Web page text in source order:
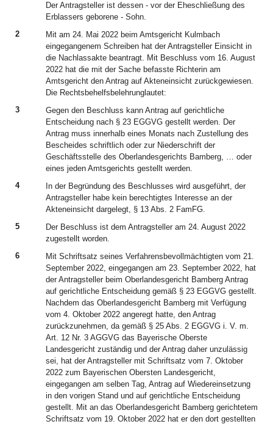
Der Antragsteller ist dessen - vor der Eheschließung des
Erblassers geborene - Sohn.
2
Mit am 24. Mai 2022 beim Amtsgericht Kulmbach
eingegangenem Schreiben hat der Antragsteller Einsicht in
die Nachlassakte beantragt. Mit Beschluss vom 16. August
2022 hat die mit der Sache befasste Richterin am
Amtsgericht den Antrag auf Akteneinsicht zurückgewiesen.
Die Rechtsbehelfsbelehrunglautet:
3
Gegen den Beschluss kann Antrag auf gerichtliche
Entscheidung nach § 23 EGGVG gestellt werden. Der
Antrag muss innerhalb eines Monats nach Zustellung des
Bescheides schriftlich oder zur Niederschrift der
Geschäftsstelle des Oberlandesgerichts Bamberg, … oder
eines jeden Amtsgerichts gestellt werden.
4
In der Begründung des Beschlusses wird ausgeführt, der
Antragsteller habe kein berechtigtes Interesse an der
Akteneinsicht dargelegt, § 13 Abs. 2 FamFG.
5
Der Beschluss ist dem Antragsteller am 24. August 2022
zugestellt worden.
6
Mit Schriftsatz seines Verfahrensbevollmächtigten vom 21.
September 2022, eingegangen am 23. September 2022, hat
der Antragsteller beim Oberlandesgericht Bamberg Antrag
auf gerichtliche Entscheidung gemäß § 23 EGGVG gestellt.
Nachdem das Oberlandesgericht Bamberg mit Verfügung
vom 4. Oktober 2022 angeregt hatte, den Antrag
zurückzunehmen, da gemäß § 25 Abs. 2 EGGVG i. V. m.
Art. 12 Nr. 3 AGGVG das Bayerische Oberste
Landesgericht zuständig und der Antrag daher unzulässig
sei, hat der Antragsteller mit Schriftsatz vom 7. Oktober
2022 zum Bayerischen Obersten Landesgericht,
eingegangen am selben Tag, Antrag auf Wiedereinsetzung
in den vorigen Stand und auf gerichtliche Entscheidung
gestellt. Mit an das Oberlandesgericht Bamberg gerichtetem
Schriftsatz vom 19. Oktober 2022 hat er den dort gestellten